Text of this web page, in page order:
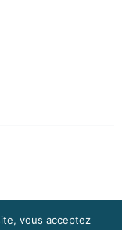
vous acceptez